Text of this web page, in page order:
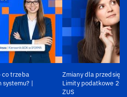
co trzeba
|
Zmiany dla
Limity podatkowe
ZUS